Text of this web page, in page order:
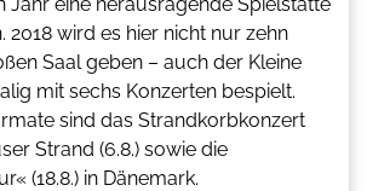
2018 wird es hier nicht nur zehn
Saal geben – auch der Kleine
mit sechs Konzerten bespielt.
sind das Strandkorbkonzert
Strand (6.8.) sowie die
(18.8.) in Dänemark.